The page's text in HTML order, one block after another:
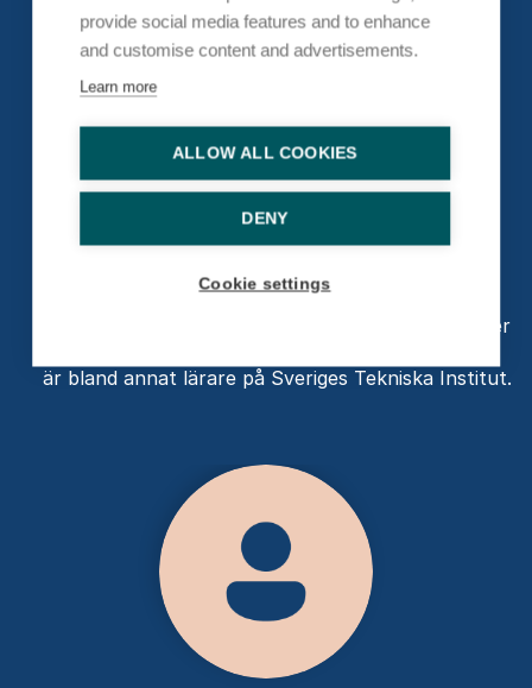
Dahlstrand, My
My Dahlstrand är Senior Art Director och UX-
expert på fullservicebyrån Oh My och är utbildad
inom grafisk design och kommunikation. Hon håller
är bland annat lärare på Sveriges Tekniska Institut.
provide social media features and to enhance
and customise content and advertisements.
Learn more
ALLOW ALL COOKIES
DENY
Cookie settings